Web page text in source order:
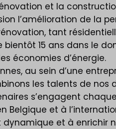
et la
l’amélioration de la
tant
bientôt 15 ans dans le
économies d’énergie.
au sein d’une
les talents de
s’engagent
Belgique et à
et à enrichir